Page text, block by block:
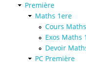
Première
Maths 1ere
Cours
Exos Maths
Devoir
PC Première